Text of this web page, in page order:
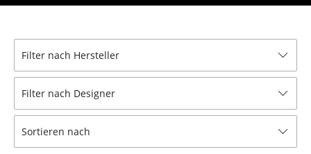
Sekretäre & PC-Tische
Stehtische & Stehpulte
Kindertische
Gartentische
Servierwagen
Filter nach Hersteller
Filter nach Designer
Sortieren nach